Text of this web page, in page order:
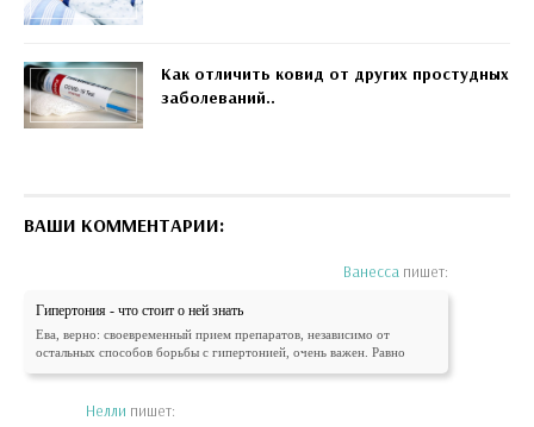
Как отличить ковид от других простудных
заболеваний..
ВАШИ КОММЕНТАРИИ:
Ванесса пишет:
Гипертония - что стоит о ней знать
Ева, верно: своевременный прием препаратов, независимо от
остальных способов борьбы с гипертонией, очень важен. Равно
Нелли пишет: